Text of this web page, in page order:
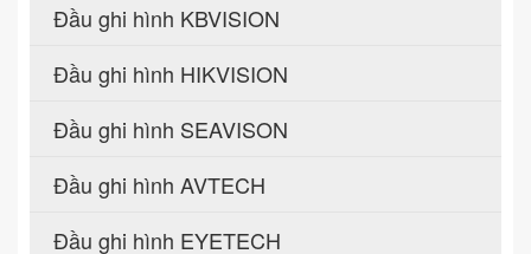
Đầu ghi hình KBVISION
Đầu ghi hình HIKVISION
Đầu ghi hình SEAVISON
Đầu ghi hình AVTECH
Đầu ghi hình EYETECH